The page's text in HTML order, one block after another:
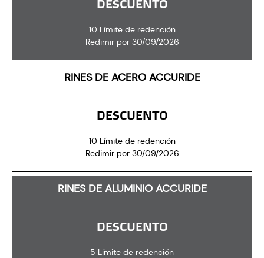
10 Límite de redención
Redimir por 30/09/2026
DESCUENTO
RINES DE ACERO ACCURIDE
10 Límite de redención
Redimir por 30/09/2026
DESCUENTO
RINES DE ALUMINIO ACCURIDE
5 Límite de redención
DESCUENTO